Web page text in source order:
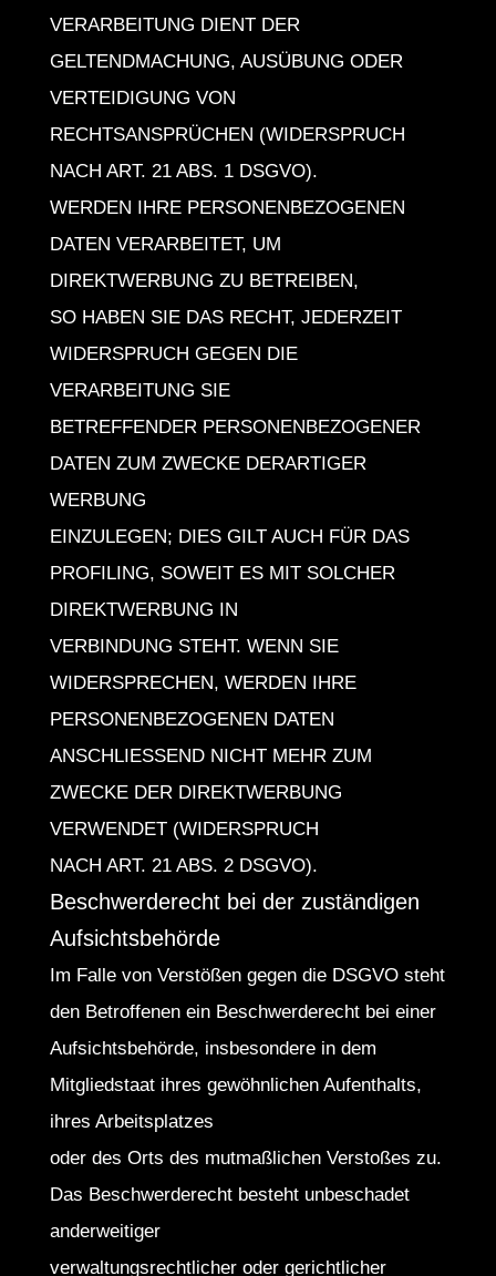
VERARBEITUNG DIENT DER
GELTENDMACHUNG, AUSÜBUNG ODER
VERTEIDIGUNG VON
RECHTSANSPRÜCHEN (WIDERSPRUCH
NACH ART. 21 ABS. 1 DSGVO).
WERDEN IHRE PERSONENBEZOGENEN
DATEN VERARBEITET, UM
DIREKTWERBUNG ZU BETREIBEN,
SO HABEN SIE DAS RECHT, JEDERZEIT
WIDERSPRUCH GEGEN DIE
VERARBEITUNG SIE
BETREFFENDER PERSONENBEZOGENER
DATEN ZUM ZWECKE DERARTIGER
WERBUNG
EINZULEGEN; DIES GILT AUCH FÜR DAS
PROFILING, SOWEIT ES MIT SOLCHER
DIREKTWERBUNG IN
VERBINDUNG STEHT. WENN SIE
WIDERSPRECHEN, WERDEN IHRE
PERSONENBEZOGENEN DATEN
ANSCHLIESSEND NICHT MEHR ZUM
ZWECKE DER DIREKTWERBUNG
VERWENDET (WIDERSPRUCH
NACH ART. 21 ABS. 2 DSGVO).
Beschwerderecht bei der zuständigen
Aufsichtsbehörde
Im Falle von Verstößen gegen die DSGVO steht
den Betroffenen ein Beschwerderecht bei einer
Aufsichtsbehörde, insbesondere in dem
Mitgliedstaat ihres gewöhnlichen Aufenthalts,
ihres Arbeitsplatzes
oder des Orts des mutmaßlichen Verstoßes zu.
Das Beschwerderecht besteht unbeschadet
anderweitiger
verwaltungsrechtlicher oder gerichtlicher